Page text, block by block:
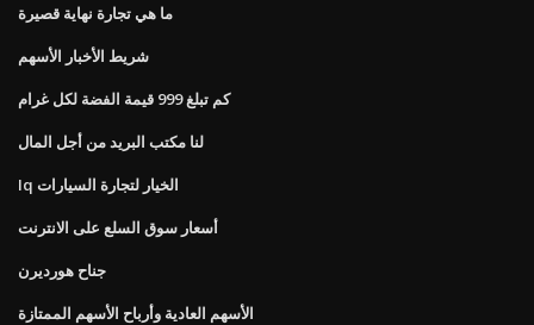
ما هي تجارة نهاية قصيرة
شريط الأخبار الأسهم
كم تبلغ 999 قيمة الفضة لكل غرام
لنا مكتب البريد من أجل المال
Iq الخيار لتجارة السيارات
أسعار سوق السلع على الانترنت
جناح هورديرن
الأسهم العادية وأرباح الأسهم الممتازة